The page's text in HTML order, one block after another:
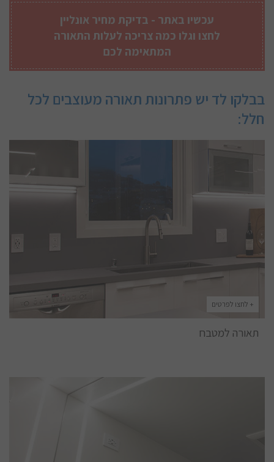
עכשיו באתר - בדיקת מחיר אונליין
לחצו וגלו כמה צריכה לעלות התאורה
המתאימה לכם
בבלקו לד יש פתרונות תאורה מעוצבים לכל
חלל:
+ לחצו לפרטים
תאורה למטבח